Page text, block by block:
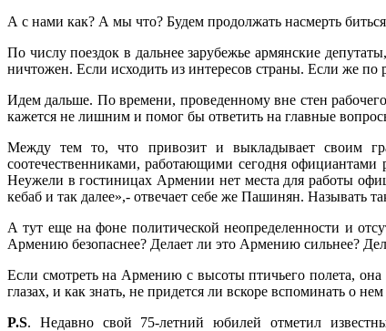
А с нами как? А мы что? Будем продолжать насмерть
По числу поездок в дальнее зарубежье армянские
ничтожен. Если исходить из интересов страны. Если же по
Идем дальше. По времени, проведенному вне стен
кажется не лишним и помог бы ответить на главные
Между тем то, что привозит и выкладывает своим
соотечественниками, работающими сегодня
Неужели в гостиницах Армении нет места для работы
кебаб и так далее»,- отвечает себе же Пашинян. Называть
А тут еще на фоне политической неопределенности и
Армению безопаснее? Делает ли это Армению сильнее?
Если смотреть на Армению с высоты птичьего полета,
глазах, и как знать, не придется ли вскоре вспоминать о
P.S. Недавно свой 75-летний юбилей отметил